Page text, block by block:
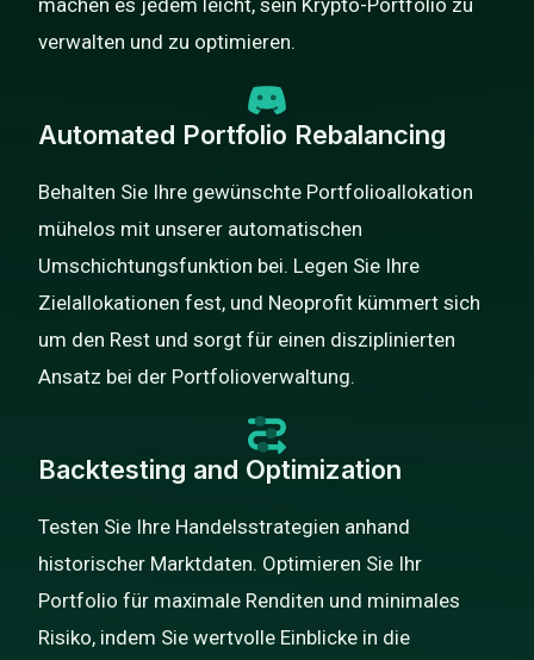
verwalten und zu optimieren.
Automated Portfolio Rebalancing
Behalten Sie Ihre gewünschte Portfolioallokation
mühelos mit unserer automatischen
Umschichtungsfunktion bei. Legen Sie Ihre
Zielallokationen fest, und Neoprofit kümmert sich
um den Rest und sorgt für einen disziplinierten
Ansatz bei der Portfolioverwaltung.
Backtesting and Optimization
Testen Sie Ihre Handelsstrategien anhand
historischer Marktdaten. Optimieren Sie Ihr
Portfolio für maximale Renditen und minimales
Risiko, indem Sie wertvolle Einblicke in die